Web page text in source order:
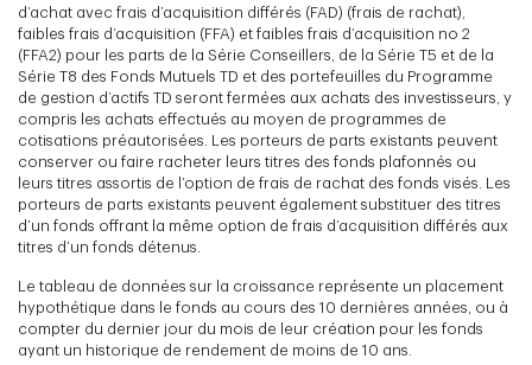
d’achat avec frais d’acquisition différés (FAD) (frais de rachat),
faibles frais d’acquisition (FFA) et faibles frais d’acquisition no 2
(FFA2) pour les parts de la Série Conseillers, de la Série T5 et de la
Série T8 des Fonds Mutuels TD et des portefeuilles du Programme
de gestion d’actifs TD seront fermées aux achats des investisseurs, y
compris les achats effectués au moyen de programmes de
cotisations préautorisées. Les porteurs de parts existants peuvent
conserver ou faire racheter leurs titres des fonds plafonnés ou
leurs titres assortis de l’option de frais de rachat des fonds visés. Les
porteurs de parts existants peuvent également substituer des titres
d’un fonds offrant la même option de frais d’acquisition différés aux
titres d’un fonds détenus.
Le tableau de données sur la croissance représente un placement
hypothétique dans le fonds au cours des 10 dernières années, ou à
compter du dernier jour du mois de leur création pour les fonds
ayant un historique de rendement de moins de 10 ans.